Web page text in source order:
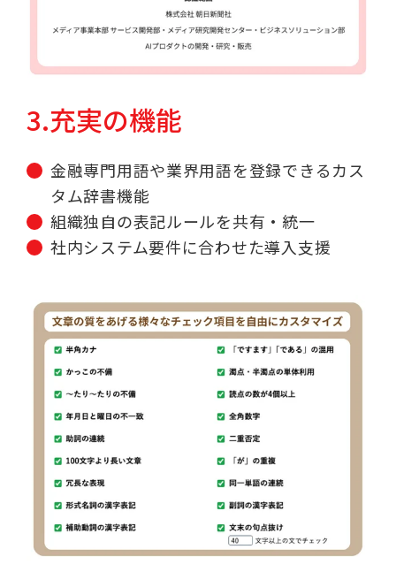
3.充実の機能
金融専門用語や業界用語を登録できるカス
タム辞書機能
組織独自の表記ルールを共有・統一
社内システム要件に合わせた導入支援